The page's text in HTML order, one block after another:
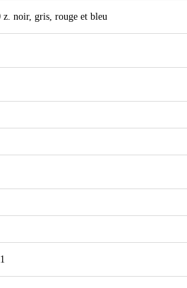
z. noir, gris, rouge et bleu